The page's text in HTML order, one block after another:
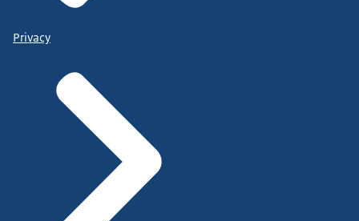
Privacy